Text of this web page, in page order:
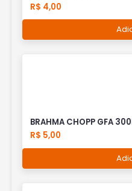
R$ 4,00
BRAHMA CHOPP GFA
R$ 5,00